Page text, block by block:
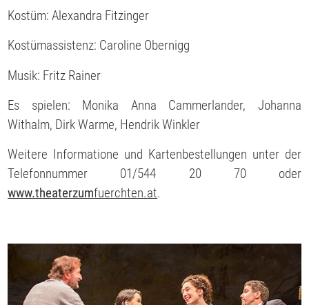
Kostüm: Alexandra Fitzinger
Kostümassistenz: Caroline Obernigg
Musik: Fritz Rainer
Es spielen: Monika Anna Cammerlander, Johanna
Withalm, Dirk Warme, Hendrik Winkler
Weitere Informatione und Kartenbestellungen unter der
Telefonnummer 01/544 20 70 oder
www.theaterzumfuerchten.at.